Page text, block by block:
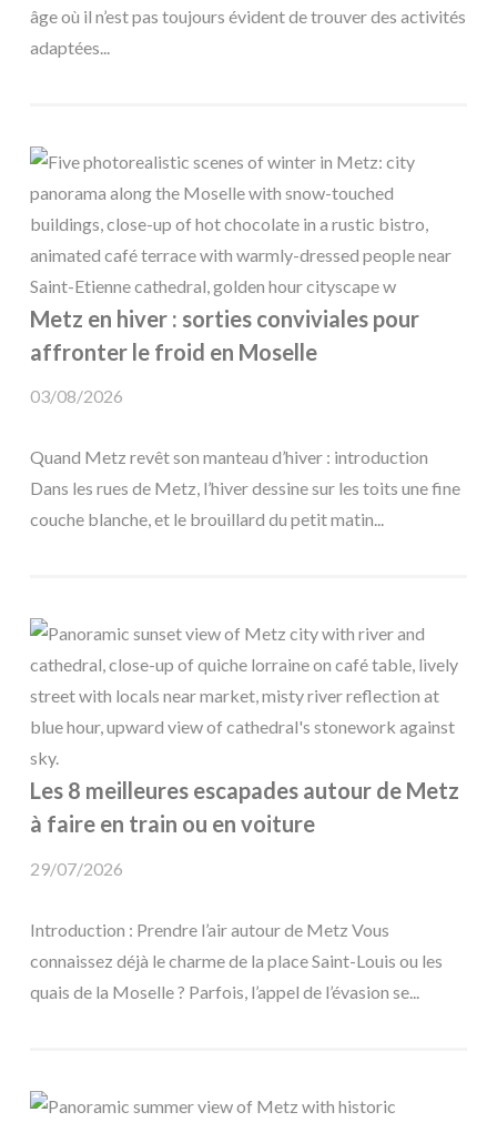
âge où il n’est pas toujours évident de trouver des activités
adaptées...
Metz en hiver : sorties conviviales pour
affronter le froid en Moselle
03/08/2026
Quand Metz revêt son manteau d’hiver : introduction
Dans les rues de Metz, l’hiver dessine sur les toits une fine
couche blanche, et le brouillard du petit matin...
Les 8 meilleures escapades autour de Metz
à faire en train ou en voiture
29/07/2026
Introduction : Prendre l’air autour de Metz Vous
connaissez déjà le charme de la place Saint-Louis ou les
quais de la Moselle ? Parfois, l’appel de l’évasion se...